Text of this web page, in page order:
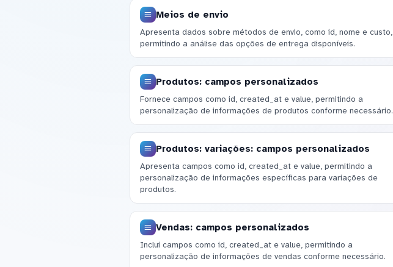
Meios de envio
Apresenta dados sobre métodos de envio, como id, nome e custo,
permitindo a análise das opções de entrega disponíveis.
Produtos: campos personalizados
Fornece campos como id, created_at e value, permitindo a
personalização de informações de produtos conforme necessário.
Produtos: variações: campos personalizados
Apresenta campos como id, created_at e value, permitindo a
personalização de informações específicas para variações de
produtos.
Vendas: campos personalizados
Inclui campos como id, created_at e value, permitindo a
personalização de informações de vendas conforme necessário.